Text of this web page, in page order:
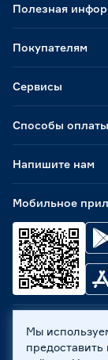
Способы оплаты
Мобильное
Полезная
Покупателям
Сервисы
Напишите нам
ООО «Бауцентр
ул. А.Невского,
Мы